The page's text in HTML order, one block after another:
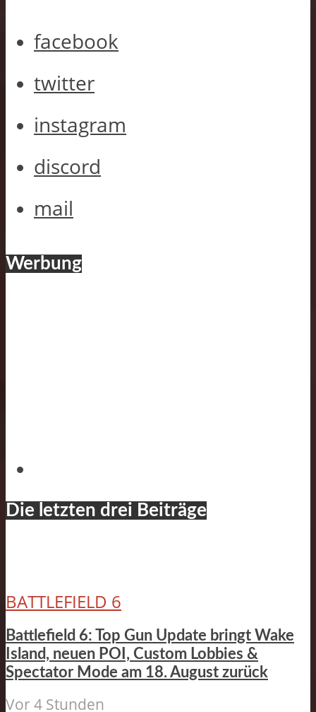
facebook
twitter
instagram
discord
mail
Werbung
Die letzten drei Beiträge
BATTLEFIELD 6
Battlefield 6: Top Gun Update bringt Wake
Island, neuen POI, Custom Lobbies &
Spectator Mode am 18. August zurück
Vor 4 Stunden